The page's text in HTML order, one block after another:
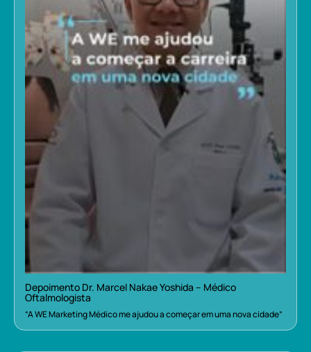
Depoimento Dr. Marcel Nakae Yoshida – Médico
Oftalmologista
“A WE Marketing Médico me ajudou a começar em uma nova cidade”